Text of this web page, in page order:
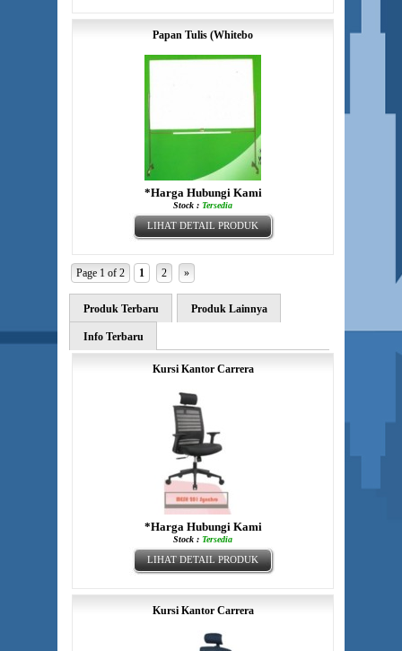
Papan Tulis (Whitebo
*Harga Hubungi Kami
Stock : Tersedia
LIHAT DETAIL PRODUK
Page 1 of 2 1 2 »
Produk Terbaru Produk Lainnya
Info Terbaru
Kursi Kantor Carrera
*Harga Hubungi Kami
Stock : Tersedia
LIHAT DETAIL PRODUK
Kursi Kantor Carrera